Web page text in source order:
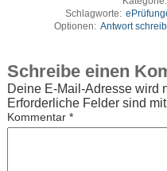
Schlagworte:
Optionen: Antwort
Schreibe einen
Deine E-Mail-Adresse wird
Erforderliche Felder sind mit
Kommentar *